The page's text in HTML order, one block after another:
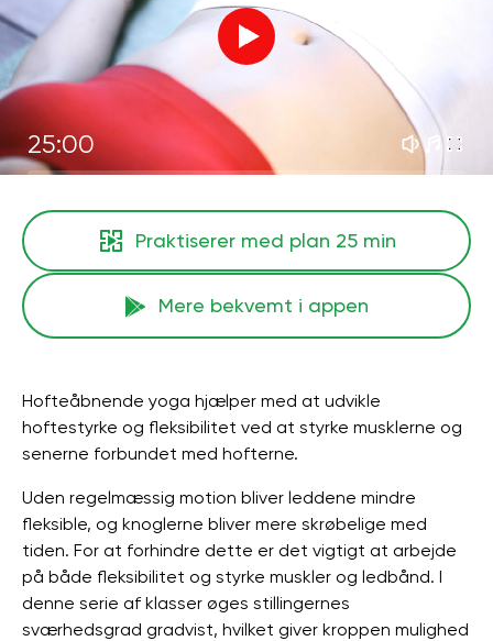
25:00
Praktiserer med plan 25 min
Mere bekvemt i appen
Hofteåbnende yoga hjælper med at udvikle
hoftestyrke og fleksibilitet ved at styrke musklerne og
senerne forbundet med hofterne.
Uden regelmæssig motion bliver leddene mindre
fleksible, og knoglerne bliver mere skrøbelige med
tiden. For at forhindre dette er det vigtigt at arbejde
på både fleksibilitet og styrke muskler og ledbånd. I
denne serie af klasser øges stillingernes
sværhedsgrad gradvist, hvilket giver kroppen mulighed